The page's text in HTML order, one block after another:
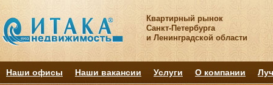
Квартирный рынок
Санкт-Петербурга
и Ленинградской области
Наши офисы Наши вакансии Услуги О компании